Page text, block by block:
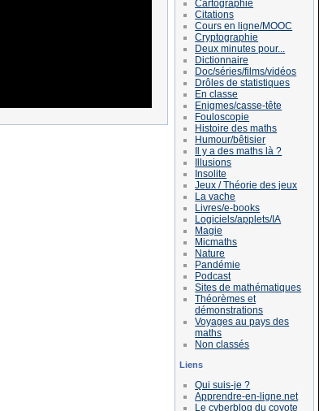
Cartographie
Citations
Cours en ligne/MOOC
Cryptographie
Deux minutes pour...
Dictionnaire
Doc/séries/films/vidéos
Drôles de statistiques
En classe
Enigmes/casse-tête
Fouloscopie
Histoire des maths
Humour/bêtisier
Il y a des maths là ?
Illusions
Insolite
Jeux / Théorie des jeux
La vache
Livres/e-books
Logiciels/applets/IA
Magie
Micmaths
Nature
Pandémie
Podcast
Sites de mathématiques
Théorèmes et
démonstrations
Voyages au pays des
maths
Non classés
Liens
Qui suis-je ?
Apprendre-en-ligne.net
Le cyberblog du coyote